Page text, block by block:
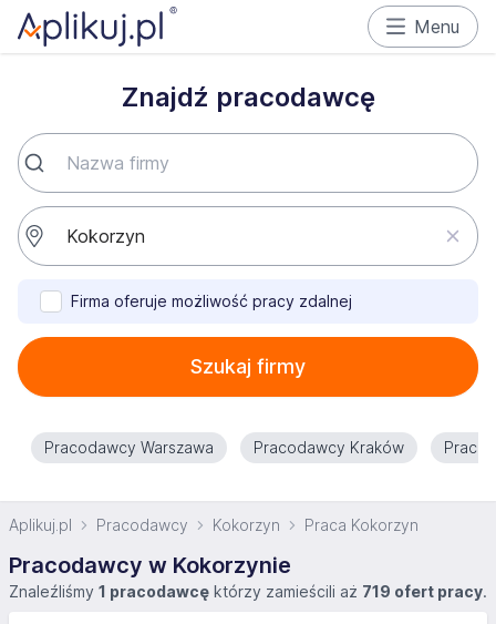
Menu
Znajdź pracodawcę
Firma oferuje możliwość pracy zdalnej
Szukaj firmy
Pracodawcy Warszawa Pracodawcy Kraków
Aplikuj.pl Pracodawcy Kokorzyn Praca Kokorzyn
Pracodawcy w Kokorzynie
Znaleźliśmy 1 pracodawcę którzy zamieścili aż 719 ofert pracy.